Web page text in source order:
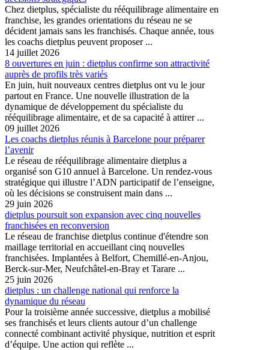
Chez dietplus, spécialiste du rééquilibrage alimentaire en
franchise, les grandes orientations du réseau ne se
décident jamais sans les franchisés. Chaque année, tous
les coachs dietplus peuvent proposer ...
14 juillet 2026
8 ouvertures en juin : dietplus confirme son attractivité
auprès de profils très variés
En juin, huit nouveaux centres dietplus ont vu le jour
partout en France. Une nouvelle illustration de la
dynamique de développement du spécialiste du
rééquilibrage alimentaire, et de sa capacité à attirer ...
09 juillet 2026
Les coachs dietplus réunis à Barcelone pour préparer
l’avenir
Le réseau de rééquilibrage alimentaire dietplus a
organisé son G10 annuel à Barcelone. Un rendez-vous
stratégique qui illustre l’ADN participatif de l’enseigne,
où les décisions se construisent main dans ...
29 juin 2026
dietplus poursuit son expansion avec cinq nouvelles
franchisées en reconversion
Le réseau de franchise dietplus continue d'étendre son
maillage territorial en accueillant cinq nouvelles
franchisées. Implantées à Belfort, Chemillé-en-Anjou,
Berck-sur-Mer, Neufchâtel-en-Bray et Tarare ...
25 juin 2026
dietplus : un challenge national qui renforce la
dynamique du réseau
Pour la troisième année successive, dietplus a mobilisé
ses franchisés et leurs clients autour d’un challenge
connecté combinant activité physique, nutrition et esprit
d’équipe. Une action qui reflète ...